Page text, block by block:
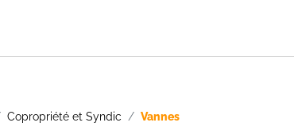
Copropriété et Syndic Vannes